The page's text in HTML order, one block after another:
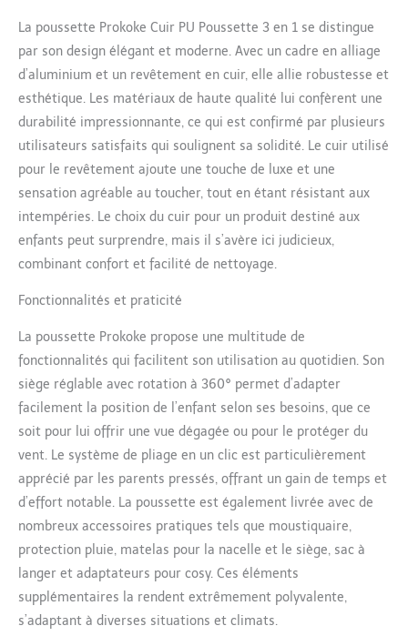
une protection solaire et
un refuge confortable
pour votre bébé. Le
mécanisme de pliage de
ce landau est
ingénieusement conçu
pour la simplicité et
l'efficacité, permettant le
fonctionnement d'une
seule main. 【Siège de
Coquille d'oeuf Rotatif à
360° et Ergonomique】
Conçu avec la pratique,
siège de coquille d'oeuf
bionique. Cette
configuration unique
élève votre bébé au-
dessus du niveau du sol,
favorisant un
environnement plus
propre et facilitant une
observation facile de leur
environnement. Ce
panier de couchage
réversible favorise le lien
parent-bébé en
permettant à votre tout-
petit de vous faire face
pendant les promenades.
La poussette Prokoke Cuir PU Poussette 3 en 1 se distingue
par son design élégant et moderne. Avec un cadre en alliage
d’aluminium et un revêtement en cuir, elle allie robustesse et
esthétique. Les matériaux de haute qualité lui confèrent une
durabilité impressionnante, ce qui est confirmé par plusieurs
utilisateurs satisfaits qui soulignent sa solidité. Le cuir utilisé
pour le revêtement ajoute une touche de luxe et une
sensation agréable au toucher, tout en étant résistant aux
intempéries. Le choix du cuir pour un produit destiné aux
enfants peut surprendre, mais il s’avère ici judicieux,
combinant confort et facilité de nettoyage.
Fonctionnalités et praticité
La poussette Prokoke propose une multitude de
fonctionnalités qui facilitent son utilisation au quotidien. Son
siège réglable avec rotation à 360° permet d’adapter
facilement la position de l’enfant selon ses besoins, que ce
soit pour lui offrir une vue dégagée ou pour le protéger du
vent. Le système de pliage en un clic est particulièrement
apprécié par les parents pressés, offrant un gain de temps et
d’effort notable. La poussette est également livrée avec de
nombreux accessoires pratiques tels que moustiquaire,
protection pluie, matelas pour la nacelle et le siège, sac à
langer et adaptateurs pour cosy. Ces éléments
supplémentaires la rendent extrêmement polyvalente,
s’adaptant à diverses situations et climats.